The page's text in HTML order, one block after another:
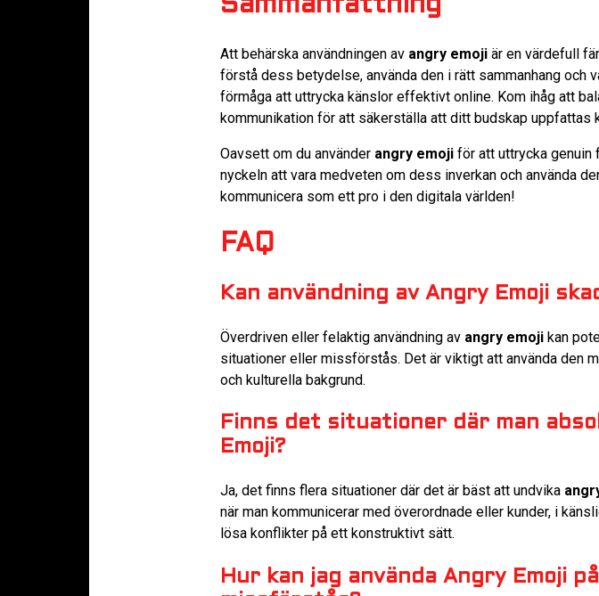
Sammanfattning
Att behärska användningen av angry emoji är en värdefull
förstå dess betydelse, använda den i rätt sammanhang och
förmåga att uttrycka känslor effektivt online. Kom ihåg att
kommunikation för att säkerställa att ditt budskap uppfattas
Oavsett om du använder angry emoji för att uttrycka genuin
nyckeln att vara medveten om dess inverkan och använda
kommunicera som ett pro i den digitala världen!
FAQ
Kan användning av Angry Emoji
Överdriven eller felaktig användning av angry emoji kan
situationer eller missförstås. Det är viktigt att använda den
och kulturella bakgrund.
Finns det situationer där man
Emoji?
Ja, det finns flera situationer där det är bäst att undvika
när man kommunicerar med överordnade eller kunder, i
lösa konflikter på ett konstruktivt sätt.
Hur kan jag använda Angry